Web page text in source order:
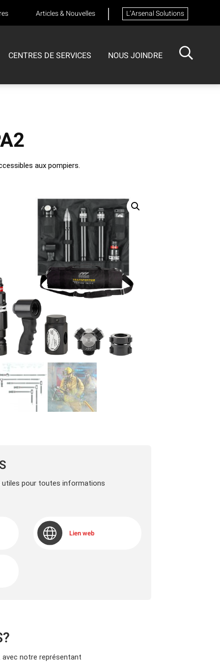
Articles & Nouvelles L’Arsenal Solutions
CENTRES DE SERVICES NOUS JOINDRE
aux pompiers.
utiles pour toutes informations
Lien web
notre représentant